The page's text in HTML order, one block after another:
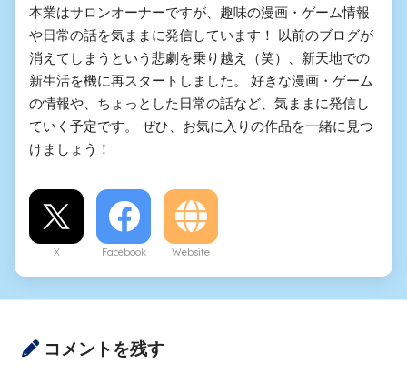
本業はサロンオーナーですが、趣味の漫画・ゲーム情報
や日常の話を気ままに発信しています！ 以前のブログが
消えてしまうという悲劇を乗り越え（笑）、新天地での
新生活を機に再スタートしました。 好きな漫画・ゲーム
の情報や、ちょっとした日常の話など、気ままに発信し
ていく予定です。 ぜひ、お気に入りの作品を一緒に見つ
けましょう！
X Facebook Website
コメントを残す